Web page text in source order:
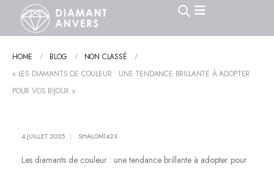
HOME BLOG
NON CLASSÉ
« LES DIAMANTS DE COULEUR : UNE TENDANCE BRILLANTE À ADOPTER
POUR VOS BIJOUX »
4 JUILLET 2025 SHALOM1423
Les diamants de couleur : une tendance brillante à adopter pour